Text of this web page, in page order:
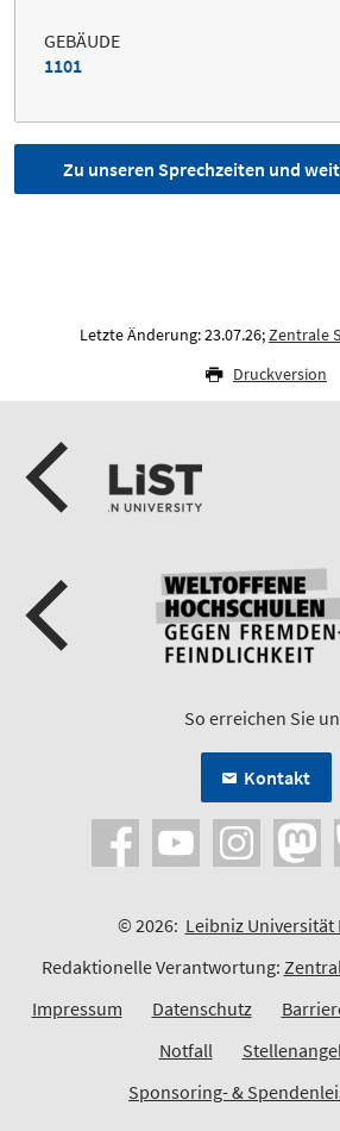
GEBÄUDE
1101
Zu unseren Sprechzeiten und
Letzte Änderung: 23.07.26;Zentrale
Druckversion
So erreichen Sie
Kontakt
© 2026: Leibniz Universität
Redaktionelle Verantwortung:
Impressum
Datenschutz
Notfall
Sponsoring- &